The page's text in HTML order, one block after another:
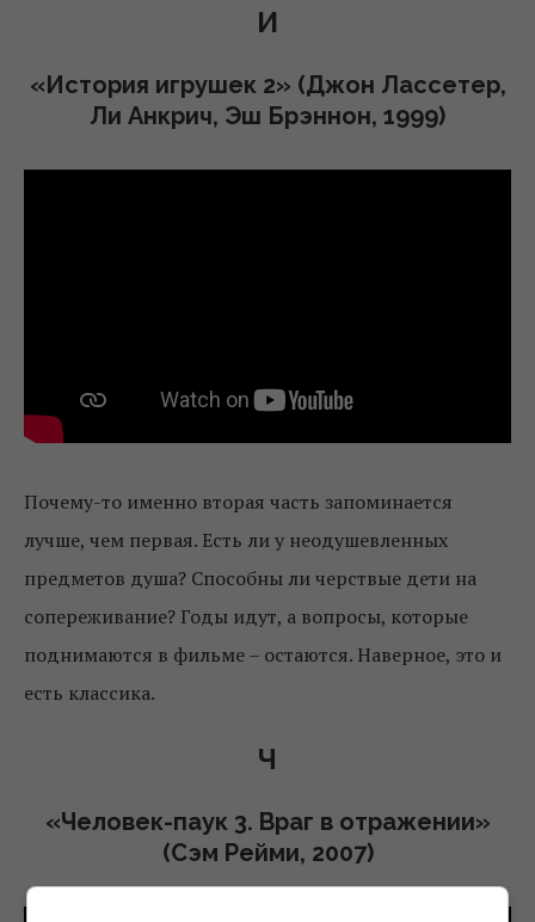
И
«История игрушек 2» (Джон Лассетер,
Ли Анкрич, Эш Брэннон, 1999)
Почему-то именно вторая часть запоминается
лучше, чем первая. Есть ли у неодушевленных
предметов душа? Способны ли черствые дети на
сопереживание? Годы идут, а вопросы, которые
поднимаются в фильме – остаются. Наверное, это и
есть классика.
Ч
«Человек-паук 3. Враг в отражении»
(Сэм Рейми, 2007)